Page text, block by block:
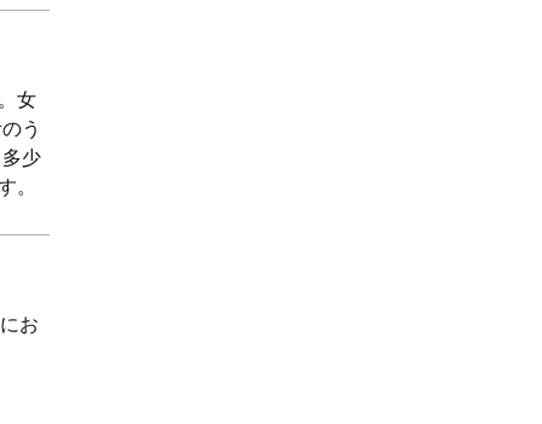
女
う
少
。
お